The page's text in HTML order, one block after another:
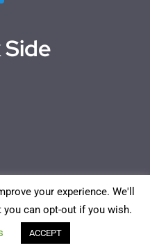
your experience. We'll
can opt-out if you wish.
ACCEPT
Deutsch Français